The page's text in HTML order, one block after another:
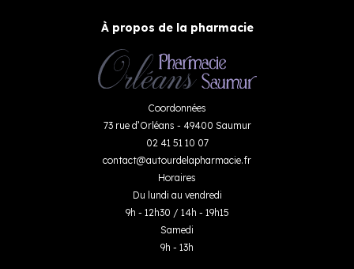
À propos de la pharmacie
Coordonnées
73 rue d’Orléans - 49400 Saumur
02 41 51 10 07
contact@autourdelapharmacie.fr
Horaires
Du lundi au vendredi
9h - 12h30 / 14h - 19h15
Samedi
9h - 13h